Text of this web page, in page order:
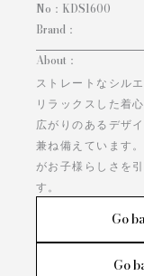
No： KDS1600
Brand：
About：
ストレートなシル
リラックスした着
広がりのあるデザ
兼ね備えています
がお子様らしさを
す。
Go
Go